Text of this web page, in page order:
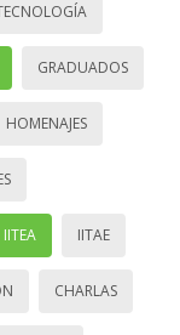
GRADUADOS
HOMENAJES
IITEA IITAE
CHARLAS